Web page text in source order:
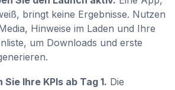
bringt keine Ergebnisse. Nutzen
Hinweise im Laden und Ihre
um Downloads und erste
Ihre KPIs ab Tag 1. Die